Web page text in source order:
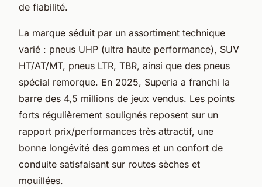
de fiabilité.
La marque séduit par un assortiment technique
varié : pneus UHP (ultra haute performance), SUV
HT/AT/MT, pneus LTR, TBR, ainsi que des pneus
spécial remorque. En 2025, Superia a franchi la
barre des 4,5 millions de jeux vendus. Les points
forts régulièrement soulignés reposent sur un
rapport prix/performances très attractif, une
bonne longévité des gommes et un confort de
conduite satisfaisant sur routes sèches et
mouillées.